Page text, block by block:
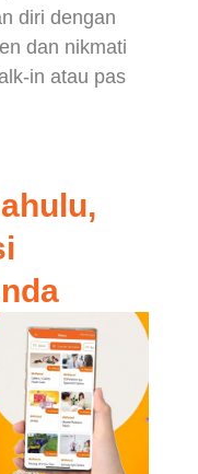
diri dengan
dan nikmati
in atau pas